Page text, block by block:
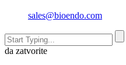
sales@bioendo.com
da zatvorite